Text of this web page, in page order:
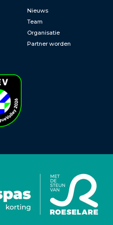
Nieuws
Team
Organisatie
Partner worden